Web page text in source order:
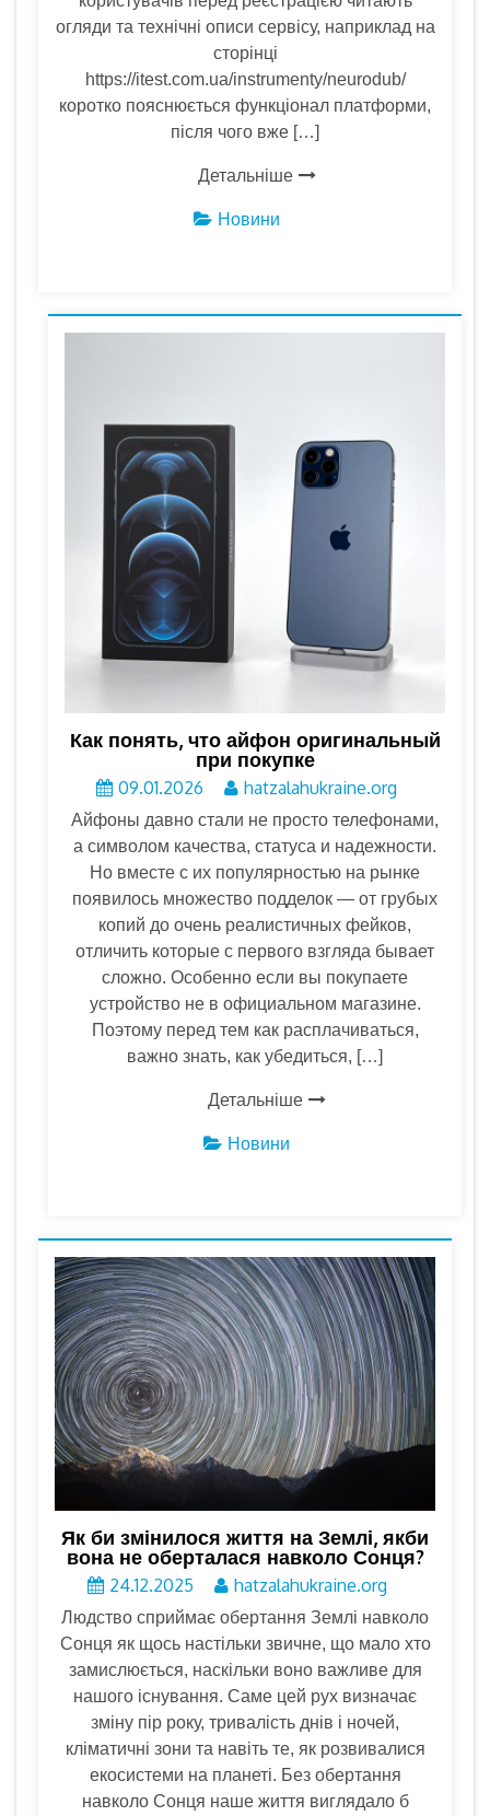
огляди та технічні описи сервісу, наприклад на
сторінці
https://itest.com.ua/instrumenty/neurodub/
коротко пояснюється функціонал платформи,
після чого вже […]
Детальніше
Новини
Как понять, что айфон оригинальный
при покупке
09.01.2026 hatzalahukraine.org
Айфоны давно стали не просто телефонами,
а символом качества, статуса и надежности.
Но вместе с их популярностью на рынке
появилось множество подделок — от грубых
копий до очень реалистичных фейков,
отличить которые с первого взгляда бывает
сложно. Особенно если вы покупаете
устройство не в официальном магазине.
Поэтому перед тем как расплачиваться,
важно знать, как убедиться, […]
Детальніше
Новини
Як би змінилося життя на Землі, якби
вона не оберталася навколо Сонця?
24.12.2025 hatzalahukraine.org
Людство сприймає обертання Землі навколо
Сонця як щось настільки звичне, що мало хто
замислюється, наскільки воно важливе для
нашого існування. Саме цей рух визначає
зміну пір року, тривалість днів і ночей,
кліматичні зони та навіть те, як розвивалися
екосистеми на планеті. Без обертання
навколо Сонця наше життя виглядало б